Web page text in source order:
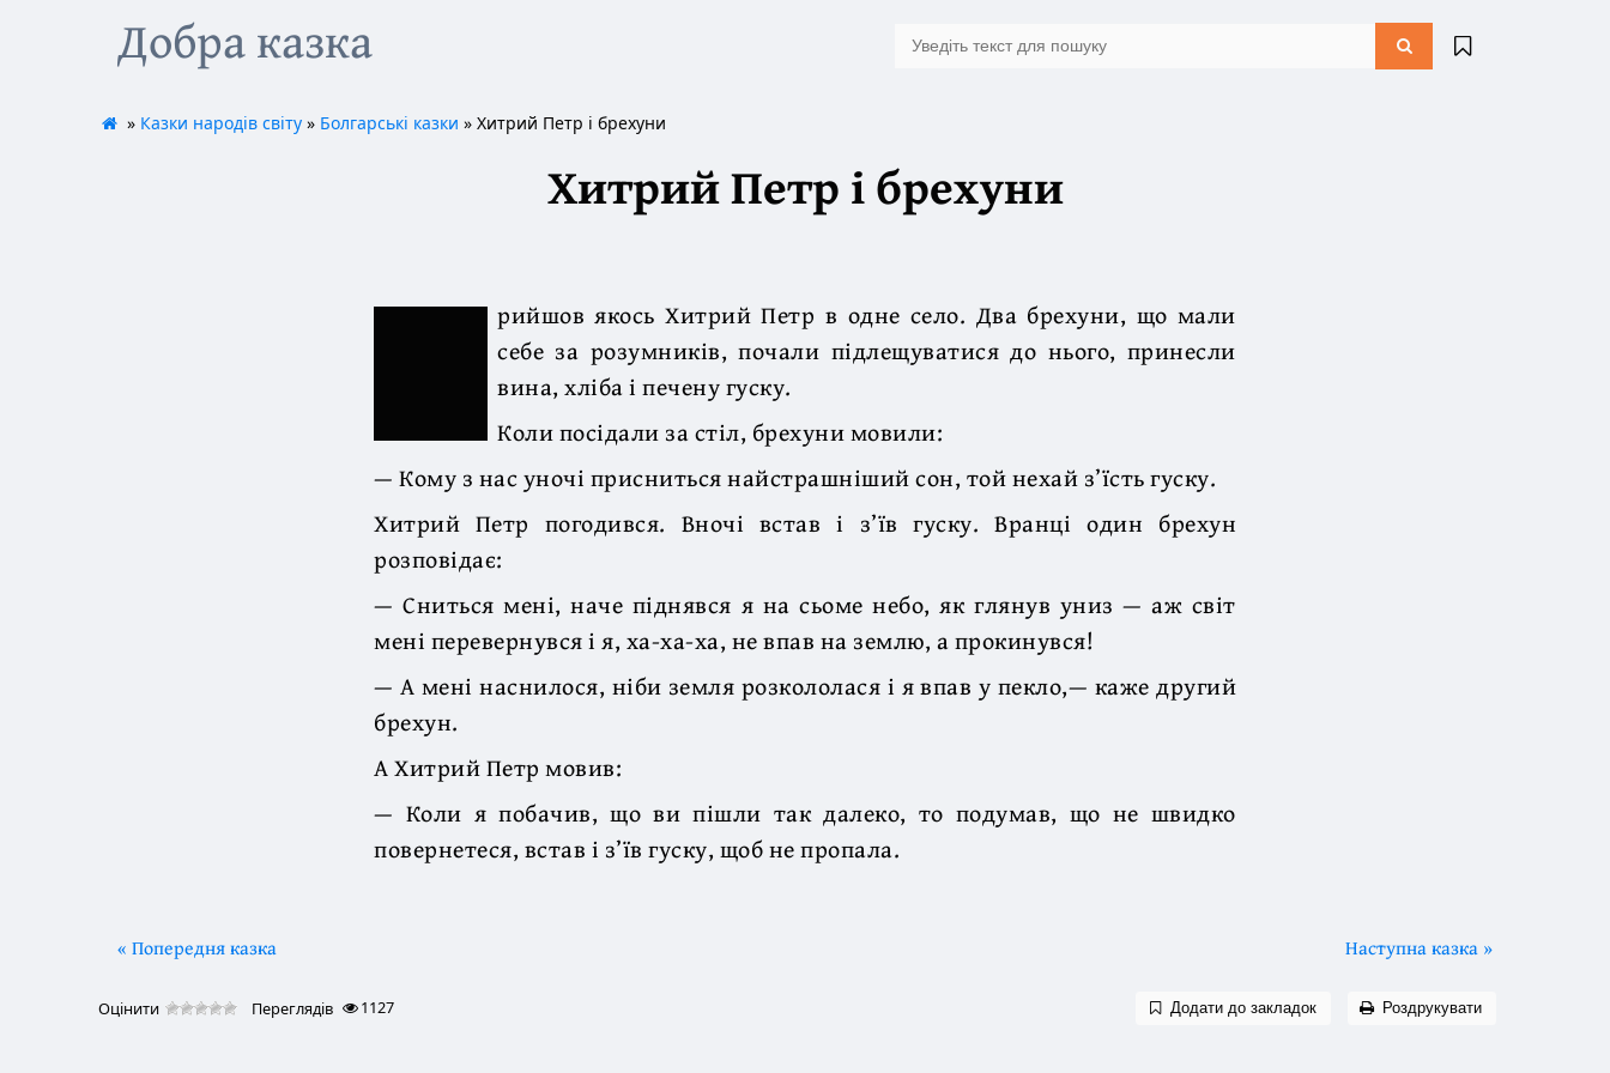
Добра казка
» Казки народів світу» Болгарські казки » Хитрий Петр і брехуни
Хитрий Петр і брехуни
рийшов якось Хитрий Петр в одне село. Два брехуни, що мали
себе за розумників, почали підлещуватися до нього, принесли
вина, хліба і печену гуску.
Коли посідали за стіл, брехуни мовили:
— Кому з нас уночі присниться найстрашніший сон, той нехай з’їсть гуску.
Хитрий Петр погодився. Вночі встав і з’їв гуску. Вранці один брехун
розповідає:
— Сниться мені, наче піднявся я на сьоме небо, як глянув униз — аж світ
мені перевернувся і я, ха-ха-ха, не впав на землю, а прокинувся!
— А мені наснилося, ніби земля розкололася і я впав у пекло,— каже другий
брехун.
А Хитрий Петр мовив:
— Коли я побачив, що ви пішли так далеко, то подумав, що не швидко
повернетеся, встав і з’їв гуску, щоб не пропала.
« Попередня казка Наступна казка »
Оцінити Переглядів 1127 Додати до закладок Роздрукувати